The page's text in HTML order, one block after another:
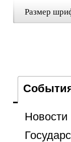
Размер
Новости